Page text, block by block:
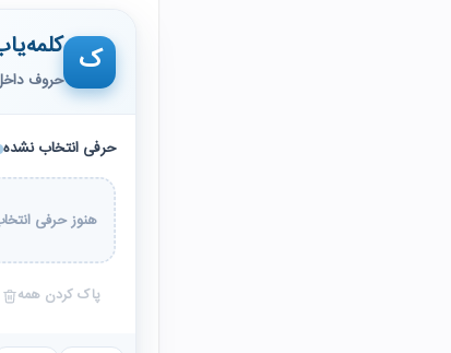
ک حروف
حرفی انتخاب نشده
هنوز حرفی
پاک کردن همه